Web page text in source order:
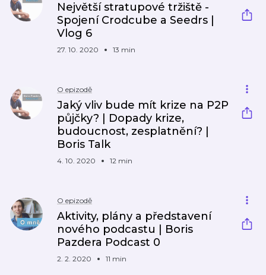
Největší stratupové tržiště -
Spojení Crodcube a Seedrs |
Vlog 6
27. 10. 2020 13 min
O epizodě
Jaký vliv bude mít krize na P2P
půjčky? | Dopady krize,
budoucnost, zesplatnění? |
Boris Talk
4. 10. 2020 12 min
O epizodě
Aktivity, plány a představení
nového podcastu | Boris
Pazdera Podcast 0
2. 2. 2020 11 min